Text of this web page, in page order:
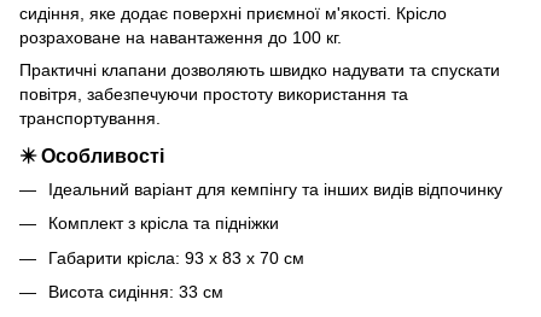
сидіння, яке додає поверхні приємної м'якості. Крісло
розраховане на навантаження до 100 кг.
Практичні клапани дозволяють швидко надувати та спускати
повітря, забезпечуючи простоту використання та
транспортування.
✴️ Особливості
Ідеальний варіант для кемпінгу та інших видів відпочинку
Комплект з крісла та підніжки
Габарити крісла: 93 x 83 x 70 см
Висота сидіння: 33 см